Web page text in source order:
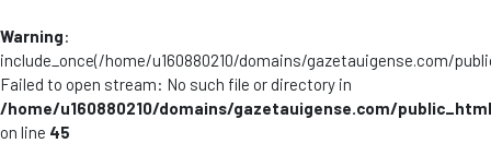
Warning:
include_once(/home/u160880210/domains/gazetauigense.com/
Failed to open stream: No such file or directory in
/home/u160880210/domains/gazetauigense.com/
on line 45